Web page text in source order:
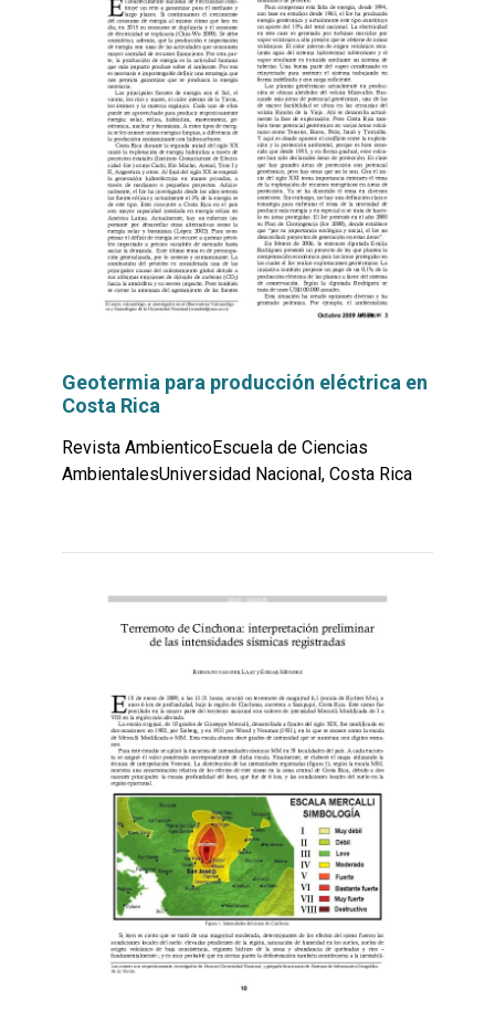
Geotermia para producción eléctrica en
Costa Rica
Revista AmbienticoEscuela de Ciencias
AmbientalesUniversidad Nacional, Costa Rica